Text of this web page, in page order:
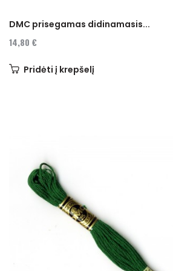
DMC prisegamas didinamasis...
14,80 €
Pridėti į krepšelį